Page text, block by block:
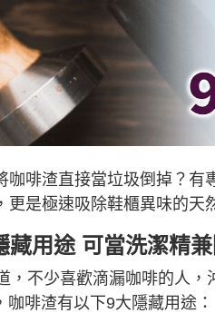
咖啡渣直接當垃圾倒掉？
更是極速吸除鞋櫃異味的天
藏用途 可當洗潔精
，不少喜歡滴漏咖啡的人
啡渣有以下9大隱藏用途：